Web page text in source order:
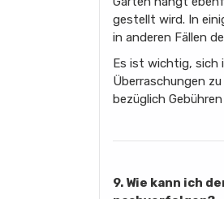
gestellt wird. In
in anderen Fällen
Es ist wichtig, sich
Überraschungen
bezüglich
9. Wie kann ich